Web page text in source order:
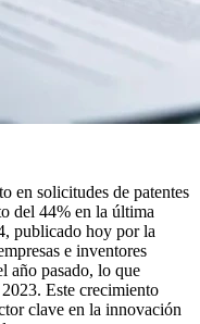
en solicitudes de patentes
del 44% en la última
publicado hoy por la
e inventores
año pasado, lo que
Este crecimiento
clave en la innovación